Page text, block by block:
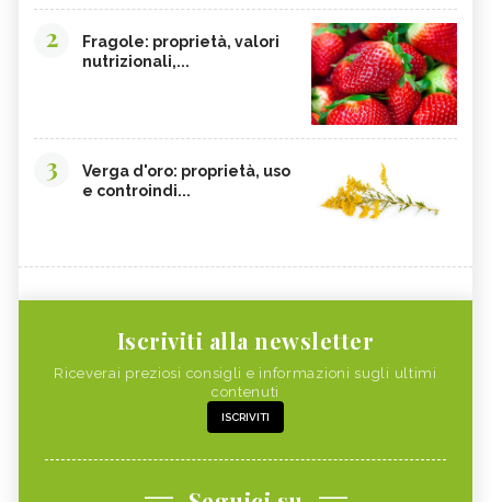
2
Fragole: proprietà, valori
nutrizionali,...
3
Verga d'oro: proprietà, uso
e controindi...
Iscriviti alla newsletter
Riceverai preziosi consigli e informazioni sugli ultimi
contenuti
ISCRIVITI